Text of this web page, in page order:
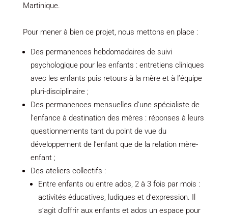
Martinique.
Pour mener à bien ce projet, nous mettons en place :
Des permanences hebdomadaires de suivi
psychologique pour les enfants : entretiens cliniques
avec les enfants puis retours à la mère et à l’équipe
pluri-disciplinaire ;
Des permanences mensuelles d’une spécialiste de
l’enfance à destination des mères : réponses à leurs
questionnements tant du point de vue du
développement de l’enfant que de la relation mère-
enfant ;
Des ateliers collectifs :
Entre enfants ou entre ados, 2 à 3 fois par mois :
activités éducatives, ludiques et d’expression. Il
s’agit d’offrir aux enfants et ados un espace pour